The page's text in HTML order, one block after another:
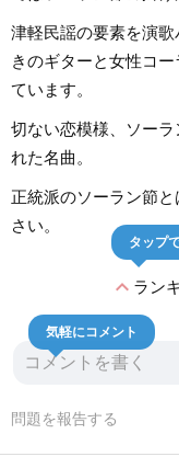
津軽民謡の要素を演
きのギターと女性コ
ています。
切ない恋模様、ソー
れた名曲。
正統派のソーラン節
さい。
expand_lessラン
タップ
気軽にコメント
問題を報告する